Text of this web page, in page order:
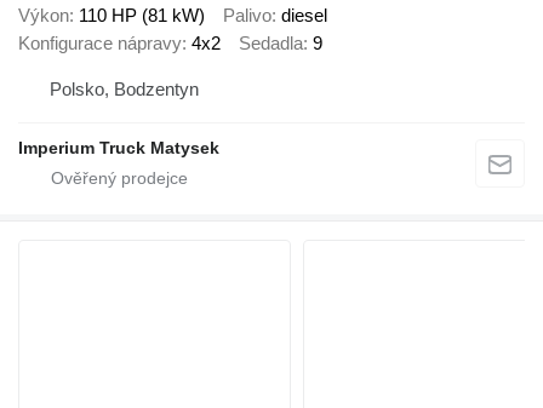
Výkon 110 HP (81 kW) Palivo diesel
Konfigurace nápravy 4x2 Sedadla 9
Polsko, Bodzentyn
Imperium Truck Matysek